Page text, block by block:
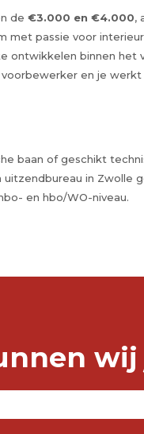
de €3.000 en €4.000,
met passie voor
ontwikkelen binnen het
en je
baan of geschikt
uitzendbureau in Zwolle
en hbo/WO-niveau.